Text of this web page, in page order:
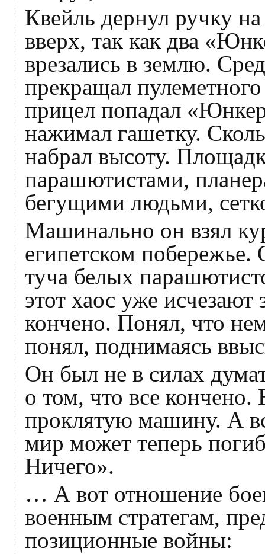
Квейль дернул ручку
вверх, так как два
врезались в землю.
прекращал
прицел попадал
нажимал гашетку.
набрал высоту.
парашютистами,
бегущими людьми,
Машинально он взял
египетском
туча белых
этот хаос уже
кончено. Понял, что
понял, поднимаясь
Он был не в силах
о том, что все кончено.
проклятую машину. А
мир может теперь
Ничего».
… А вот отношение
военным стратегам,
позиционные войны: